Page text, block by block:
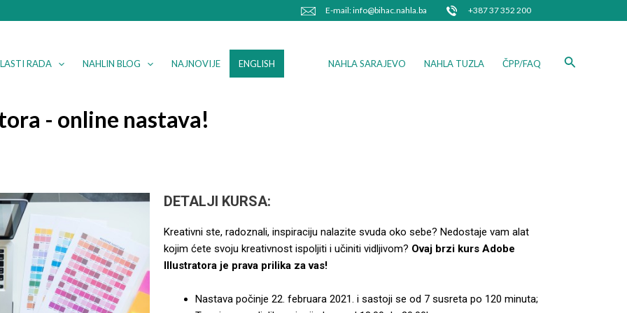
E-mail: info@bihac.nahla.ba +387 37 352 200
RADA NAHLIN BLOG NAJNOVIJE ENGLISH NAHLA SARAJEVO NAHLA TUZLA ČPP/FAQ Search
- online nastava!
DETALJI KURSA:
Kreativni ste, radoznali, inspiraciju nalazite svuda oko sebe? Nedostaje vam alat
kojim ćete svoju kreativnost ispoljiti i učiniti vidljivom? Ovaj brzi kurs Adobe
Illustratora je prava prilika za vas!
Nastava počinje 22. februara 2021. i sastoji se od 7 susreta po 120 minuta;